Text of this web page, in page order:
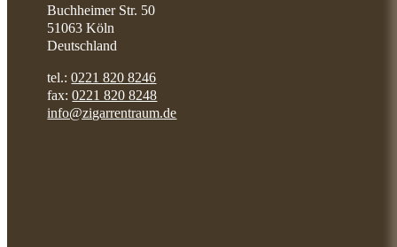
Buchheimer Str. 50
51063 Köln
Deutschland
tel.:0221 820 8246
fax:0221 820 8248
info@zigarrentraum.de